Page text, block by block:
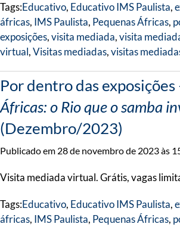
Tags:Educativo, Educativo IMS Paulista,
áfricas, IMS Paulista, Pequenas Áfricas,
exposições,visita mediada,visita
virtual,Visitas mediadas,visitas
Por dentro das exposições
Áfricas: o Rio que o samba
(Dezembro/2023)
Publicado em 28 de novembro de 2023 às
Visita mediada virtual. Grátis, vagas
Tags:Educativo, Educativo IMS Paulista,
áfricas, IMS Paulista, Pequenas Áfricas,